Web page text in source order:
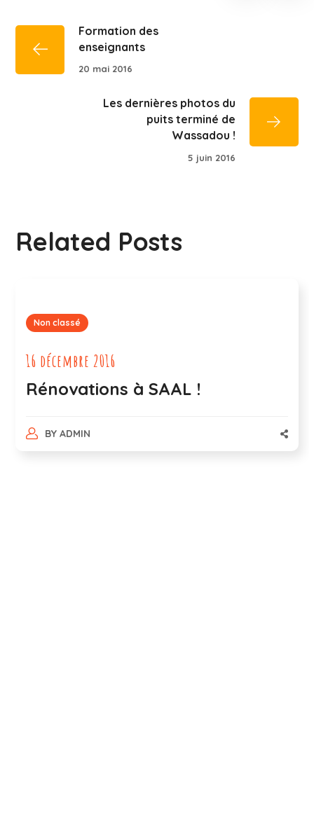
Formation des
enseignants
20 mai 2016
Les dernières photos du
puits terminé de
Wassadou !
5 juin 2016
Related Posts
Non classé
16 décembre 2016
Rénovations à SAAL !
BY ADMIN